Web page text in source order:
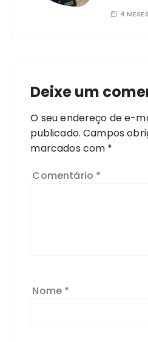
4
Deixe um
O seu endereço de e-
publicado. Campos
marcados com *
Comentário *
Nome *